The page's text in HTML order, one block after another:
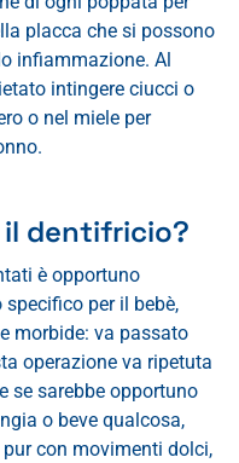
placca che si possono
infiammazione. Al
intingere ciucci o
o nel miele per
il dentifricio?
è opportuno
per il bebè,
morbide: va passato
operazione va ripetuta
se sarebbe opportuno
o beve qualcosa,
con movimenti dolci,